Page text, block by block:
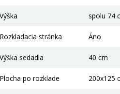
Výška spolu 74
Rozkladacia stránka Áno
Výška sedadla 40 cm
Plocha po rozklade 200x125